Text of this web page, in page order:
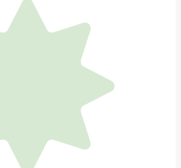
Monsters x Coca-Cola